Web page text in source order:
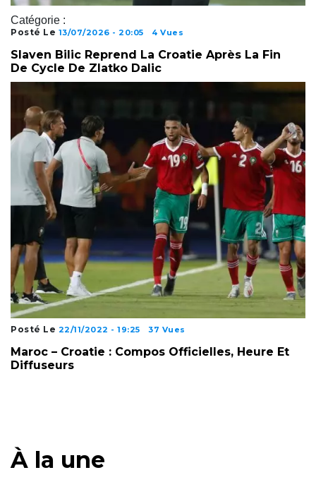
Catégorie :
Posté Le 13/07/2026 - 20:05 4 Vues
Slaven Bilic Reprend La Croatie Après La Fin
De Cycle De Zlatko Dalic
Posté Le 22/11/2022 - 19:25 37 Vues
Maroc – Croatie : Compos Officielles, Heure Et
Diffuseurs
À la une